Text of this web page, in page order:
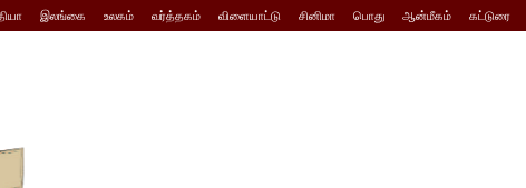
இலங்கை உலகம் வர்த்தகம் விளையாட்டு சினிமா பொது ஆன்மீகம் கட்டுரை